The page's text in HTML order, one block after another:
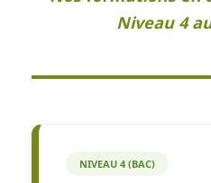
Niveau 4
NIVEAU 4 (BAC)